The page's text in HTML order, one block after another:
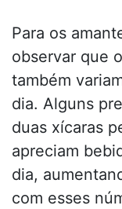
Para os
observar que
também
dia. Alguns
duas xícaras
apreciam
dia,
com esses